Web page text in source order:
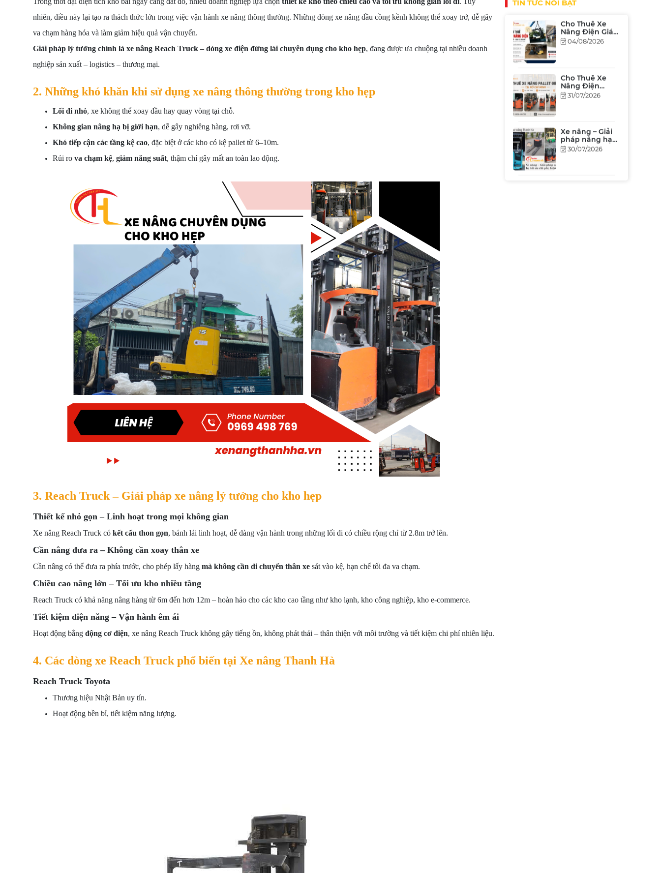
nhiên, điều này lại tạo ra thách thức lớn trong việc vận hành xe nâng thông thường. Những dòng xe nâng dầu cồng kềnh không thể xoay trở, dễ gây
va chạm hàng hóa và làm giảm hiệu quả vận chuyển.
Giải pháp lý tưởng chính là xe nâng Reach Truck – dòng xe điện đứng lái chuyên dụng cho kho hẹp, đang được ưa chuộng tại nhiều doanh
nghiệp sản xuất – logistics – thương mại.
2. Những khó khăn khi sử dụng xe nâng thông thường trong kho hẹp
Lối đi nhỏ, xe không thể xoay đầu hay quay vòng tại chỗ.
Không gian nâng hạ bị giới hạn, dễ gây nghiêng hàng, rơi vỡ.
Khó tiếp cận các tầng kệ cao, đặc biệt ở các kho có kệ pallet từ 6–10m.
Rủi ro va chạm kệ, giảm năng suất, thậm chí gây mất an toàn lao động.
3. Reach Truck – Giải pháp xe nâng lý tưởng cho kho hẹp
Thiết kế nhỏ gọn – Linh hoạt trong mọi không gian
Xe nâng Reach Truck có kết cấu thon gọn, bánh lái linh hoạt, dễ dàng vận hành trong những lối đi có chiều rộng chỉ từ 2.8m trở lên.
Cần nâng đưa ra – Không cần xoay thân xe
Cần nâng có thể đưa ra phía trước, cho phép lấy hàng mà không cần di chuyển thân xe sát vào kệ, hạn chế tối đa va chạm.
Chiều cao nâng lớn – Tối ưu kho nhiều tầng
Reach Truck có khả năng nâng hàng từ 6m đến hơn 12m – hoàn hảo cho các kho cao tầng như kho lạnh, kho công nghiệp, kho e-commerce.
Tiết kiệm điện năng – Vận hành êm ái
Hoạt động bằng động cơ điện, xe nâng Reach Truck không gây tiếng ồn, không phát thải – thân thiện với môi trường và tiết kiệm chi phí nhiên liệu.
4. Các dòng xe Reach Truck phổ biến tại Xe nâng Thanh Hà
Reach Truck Toyota
Thương hiệu Nhật Bản uy tín.
Hoạt động bền bỉ, tiết kiệm năng lượng.
TIN TỨC NỔI BẬT[Bảng Giá 2026]
Cho Thuê Xe
Nâng Điện
Đứng Lái Tại
31/07/2026
Xe nâng – Giải
pháp nâng hạ
tối ưu chi phí,
30/07/2026
Xe Nâng Cũ
Nhật Bãi Tại
TP.HCM Giá Tốt
27/07/2026